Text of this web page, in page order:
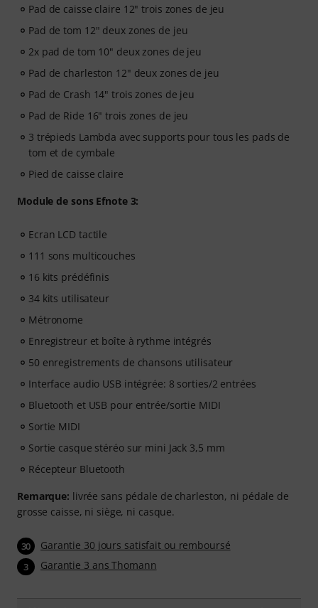
Pad de caisse claire 12" trois zones de jeu
Pad de tom 12" deux zones de jeu
2x pad de tom 10" deux zones de jeu
Pad de charleston 12" deux zones de jeu
Pad de Crash 14" trois zones de jeu
Pad de Ride 16" trois zones de jeu
3 trépieds Lambda avec supports pour tous les pads de
tom et de cymbale
Pied de caisse claire
Module de sons Efnote 3:
Ecran LCD tactile
111 sons multicouches
16 kits prédéfinis
34 kits utilisateur
Métronome
Enregistreur et boîte à rythme intégrés
50 enregistrements de chansons utilisateur
Interface audio USB intégrée: 8 sorties/2 entrées
Bluetooth et USB pour entrée/sortie MIDI
Sortie MIDI
Sortie casque stéréo sur mini Jack 3,5 mm
Récepteur Bluetooth
Remarque: livrée sans pédale de charleston, ni pédale de
grosse caisse, ni siège, ni casque.
30 Garantie 30 jours satisfait ou remboursé
3 Garantie 3 ans Thomann